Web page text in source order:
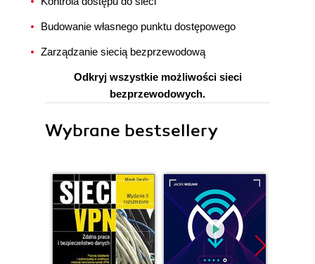
Budowanie własnego punktu dostępowego
Zarządzanie siecią bezprzewodową
Odkryj wszystkie możliwości sieci
bezprzewodowych.
Wybrane bestsellery